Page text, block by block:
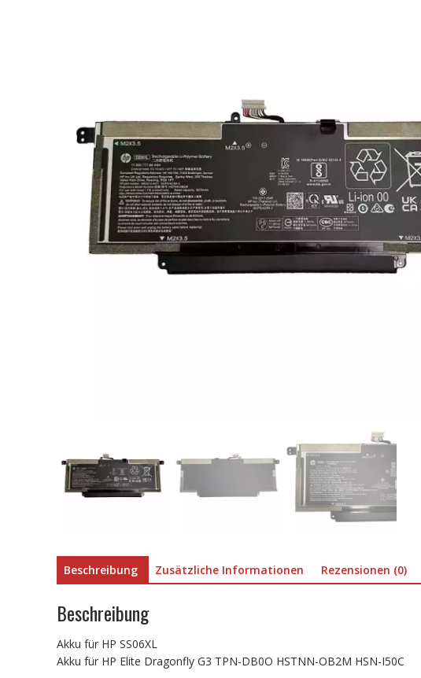
Beschreibung Zusätzliche Informationen Rezensionen (0)
Beschreibung
Akku für HP SS06XL
Akku für HP Elite Dragonfly G3 TPN-DB0O HSTNN-OB2M HSN-I50C